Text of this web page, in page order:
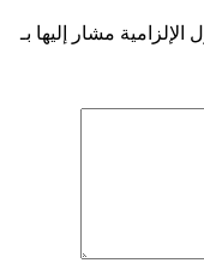
الإلزامية مشار إليها بـ